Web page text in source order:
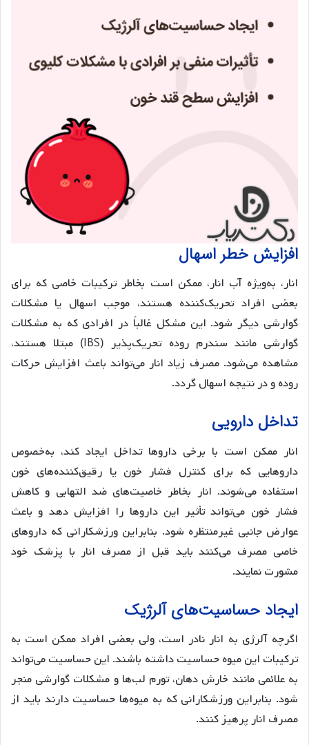
افزایش خطر اسهال
انار، به‌ویژه آب انار، ممکن است بخاطر ترکیبات خاصی که برای
بعضی افراد تحریک‌کننده هستند، موجب اسهال یا مشکلات
گوارشی دیگر شود. این مشکل غالباً در افرادی که به مشکلات
گوارشی مانند سندرم روده تحریک‌پذیر (IBS) مبتلا هستند،
مشاهده می‌شود. مصرف زیاد انار می‌تواند باعث افزایش حرکات
روده و در نتیجه اسهال گردد.
تداخل دارویی
انار ممکن است با برخی داروها تداخل ایجاد کند، به‌خصوص
داروهایی که برای کنترل فشار خون یا رقیق‌کننده‌های خون
استفاده می‌شوند. انار بخاطر خاصیت‌های ضد التهابی و کاهش
فشار خون می‌تواند تأثیر این داروها را افزایش دهد و باعث
عوارض جانبی غیرمنتظره شود. بنابراین ورزشکارانی که داروهای
خاصی مصرف می‌کنند باید قبل از مصرف انار با پزشک خود
مشورت نمایند.
ایجاد حساسیت‌های آلرژیک
اگرچه آلرژی به انار نادر است، ولی بعضی افراد ممکن است به
ترکیبات این میوه حساسیت داشته باشند. این حساسیت می‌تواند
به علائمی مانند خارش دهان، تورم لب‌ها و مشکلات گوارشی منجر
شود. بنابراین ورزشکارانی که به میوه‌ها حساسیت دارند باید از
مصرف انار پرهیز کنند.